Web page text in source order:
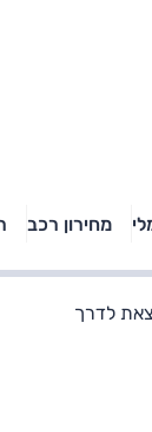
מחירון רכב
ספורטאז'
הנייר ועל
לדרך